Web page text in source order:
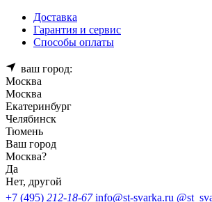
Доставка
Гарантия и сервис
Способы оплаты
ваш город:
Москва
Москва
Екатеринбург
Челябинск
Тюмень
Ваш город
Москва?
Да
Нет, другой
+7 (495) 212-18-67 info@st-svarka.ru